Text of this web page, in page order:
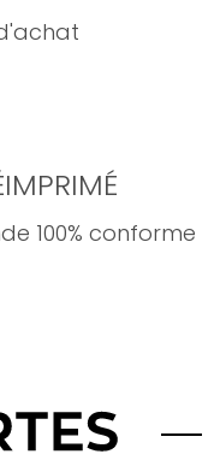
100% conforme